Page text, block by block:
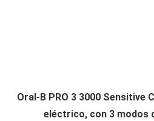
Oral-B PRO 3 3000 Sensitive
eléctrico, con 3 modos